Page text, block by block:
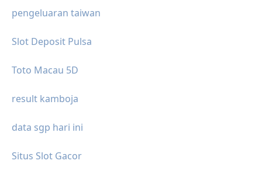
pengeluaran taiwan
Slot Deposit Pulsa
Toto Macau 5D
result kamboja
data sgp hari ini
Situs Slot Gacor